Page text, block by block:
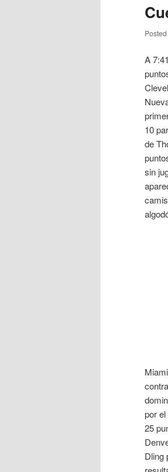
A
10
de
sin
por
25
Dling